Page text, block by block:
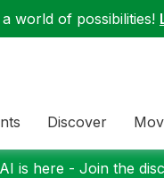
world of possibilities!
Discover
is here - Join the